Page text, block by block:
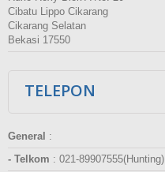
Cibatu Lippo Cikarang
Cikarang Selatan
Bekasi 17550
TELEPON
General :
- Telkom : 021-89907555(Hunting)